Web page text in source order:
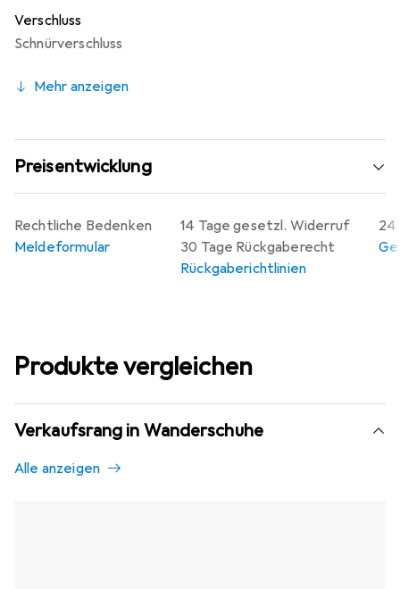
Verschluss
Schnürverschluss
Mehr anzeigen
Preisentwicklung
14 Tage gesetzl. Widerruf
30 Tage Rückgaberecht
Rückgaberichtlinien
24
Rechtliche Bedenken
Meldeformular
Produkte vergleichen
Verkaufsrang in Wanderschuhe
Alle anzeigen